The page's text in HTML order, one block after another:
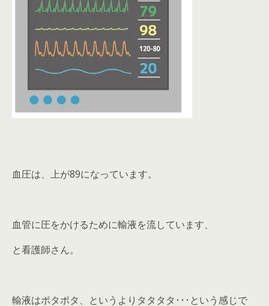
血圧は、上が89になっています。
血管に圧をかけるために輸液を流しています、
と看護師さん。
輸液はポタポタ、というよりタタタタ･･･という感じで